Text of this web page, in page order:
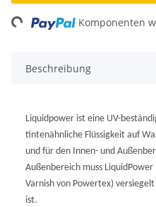
Komponenten
Beschreibung
Liquidpower ist eine UV-
tintenähnliche Flüssigkeit auf
und für den Innen- und
Außenbereich muss
Varnish von Powertex)
ist.